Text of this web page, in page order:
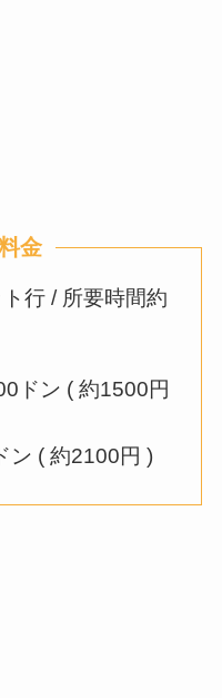
金
行 / 所要時間約
ドン ( 約1500円
ン ( 約2100円 )